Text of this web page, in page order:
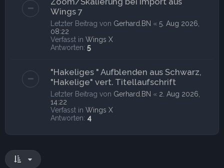
Wings 7
Letzter Beitrag von Gerhard.BN « 5. Aug 2026,
08:22
Verfasst in Wings X
Antworten: 5
"Hakeliges " Aufblenden aus Schwarz,
"Hakelige" vert. Titellaufschrift
Letzter Beitrag von Gerhard.BN « 2. Aug 2026,
14:22
Verfasst in Wings X
Antworten: 4